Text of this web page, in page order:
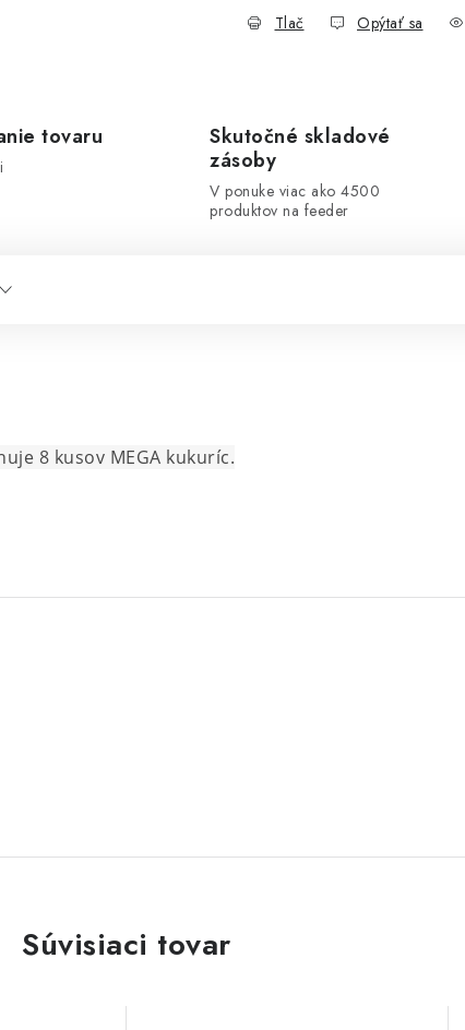
Tlač Opýtať sa
tovaru
Skutočné skladové
zásoby
V ponuke viac ako 4500
produktov na feeder
8 kusov MEGA kukuríc.
Súvisiaci tovar